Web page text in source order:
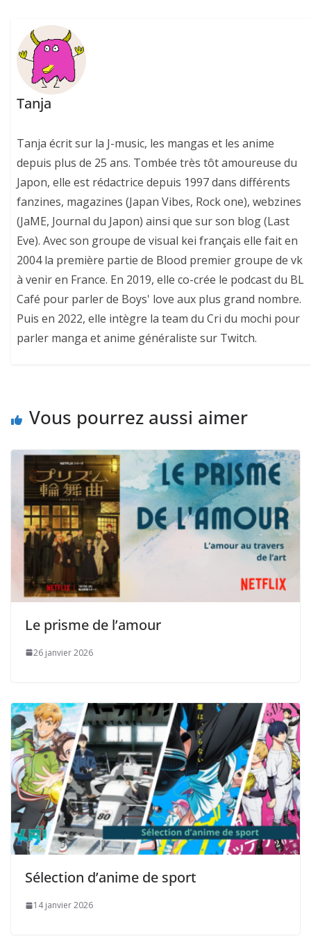
Tanja
Tanja écrit sur la J-music, les mangas et les anime
depuis plus de 25 ans. Tombée très tôt amoureuse du
Japon, elle est rédactrice depuis 1997 dans différents
fanzines, magazines (Japan Vibes, Rock one), webzines
(JaME, Journal du Japon) ainsi que sur son blog (Last
Eve). Avec son groupe de visual kei français elle fait en
2004 la première partie de Blood premier groupe de vk
à venir en France. En 2019, elle co-crée le podcast du BL
Café pour parler de Boys' love aux plus grand nombre.
Puis en 2022, elle intègre la team du Cri du mochi pour
parler manga et anime généraliste sur Twitch.
Vous pourrez aussi aimer
Le prisme de l’amour
26 janvier 2026
Sélection d’anime de sport
14 janvier 2026